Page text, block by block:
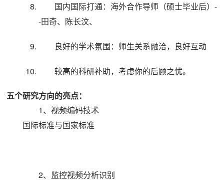
国内国际打通：海外合作导师（硕士毕业后）-
-田奇、陈长汶、
良好的学术氛围：师生关系融洽，良好互动
较高的科研补助，考虑你的后顾之忧。
五个研究方向的亮点：
1、视频编码技术
国际标准与国家标准
2、监控视频分析识别